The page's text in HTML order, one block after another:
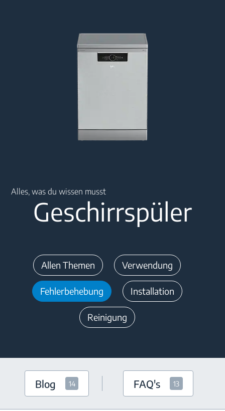
Alles, was du wissen musst
Geschirrspüler
Allen Themen Verwendung
Fehlerbehebung Installation
Reinigung
Blog 14 FAQ's 13